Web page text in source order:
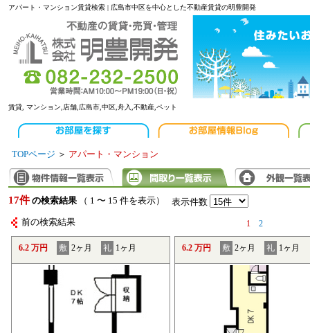
アパート・マンション賃貸検索 | 広島市中区を中心とした不動産賃貸の明豊開発
賃貸, マンション,店舗,広島市,中区,舟入,不動産,ペット
TOPページ ＞ アパート・マンション
17件 の検索結果 （ 1 〜 15 件を表示） 表示件数
前の検索結果 1 2
6.2 万円 敷 2ヶ月 礼 1ヶ月 6.2 万円 敷 2ヶ月 礼 1ヶ月